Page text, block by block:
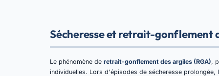
Sécheresse et retrait-gonflement
Le phénomène de retrait-gonflement des argiles (RGA),
individuelles. Lors d'épisodes de sécheresse prolongée,